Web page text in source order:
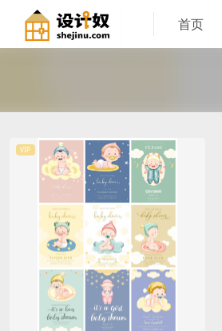
首页
VIP